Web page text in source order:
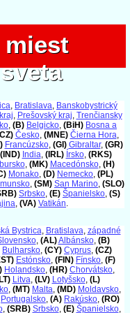
miest
miest
, Bratislava, Banskobystrický
, Prešovský kraj, Trenčiansky
, (B) Belgicko, (BiH) Bosna a
Česko, (MNE) Čierna Hora,
Francúzsko, (GI) Gibraltar, (GR)
(IND) India, (IRL) Írsko, (RKS)
, (MK) Macedónsko, (H)
Monako, (D) Nemecko, (PL)
, (SM) San Marino, (SLO)
Srbsko, (E) Španielsko, (S)
, (VA) Vatikán.
Bystrica, Bratislava, západné
, (AL)Albánsko, (B)
Bulharsko, (CY) Cyprus, (CZ)
Estónsko, (FIN) Fínsko, (F)
Holandsko, (HR) Chorvátsko,
Litva, (LV) Lotyšsko, (L)
, (MT) Malta, (MD) Moldavsko,
Portugalsko, (A) Rakúsko, (RO)
, (SRB) Srbsko, (E) Španielsko,